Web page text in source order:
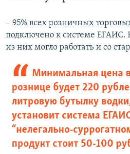
– 95% всех розничных
подключено к системе ЕГАИС.
из них могло работать и со
Минимальная цена
рознице будет 220
литровую бутылку
установит система
“нелегально-
продукт стоит 50-100